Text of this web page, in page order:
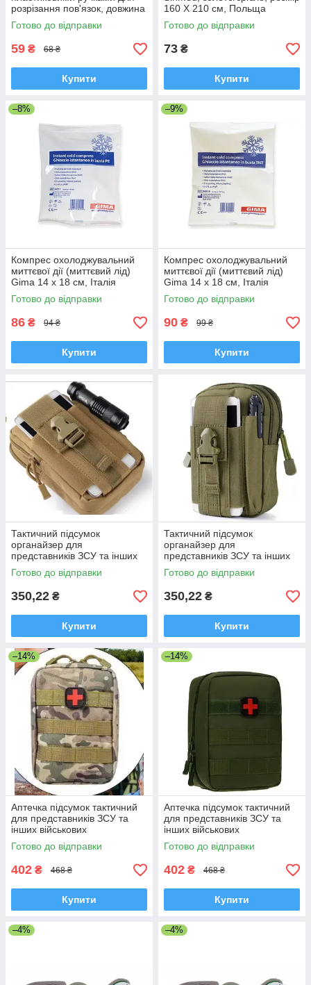
розрізання пов'язок, довжина
16,5 см, Польща
Готово до відправки
59 ₴ 68 ₴
Купити
160 Х 210 см, Польща
Готово до відправки
73 ₴
Купити
–8%
Компрес охолоджувальний
миттєвої дії (миттєвий лід)
Gima 14 х 18 см, Італія
Готово до відправки
86 ₴ 94 ₴
Купити
–9%
Компрес охолоджувальний
миттєвої дії (миттєвий лід)
Gima 14 х 18 см, Італія
Готово до відправки
90 ₴ 99 ₴
Купити
Тактичний підсумок
органайзер для
представників ЗСУ та інших
військових спеціальностей
ХАКИ (КИЙОТ)
Готово до відправки
350,22 ₴
Купити
Тактичний підсумок
органайзер для
представників ЗСУ та інших
військових спеціальностей
ОЛІВА (ЗЕЛЕНИЙ)
Готово до відправки
350,22 ₴
Купити
–14%
Аптечка підсумок тактичний
для представників ЗСУ та
інших військових
спеціальностей
Готово до відправки
402 ₴ 468 ₴
Купити
–14%
Аптечка підсумок тактичний
для представників ЗСУ та
інших військових
спеціальностей ОЛІВА
(ЗЕЛЕНИЙ)
Готово до відправки
402 ₴ 468 ₴
Купити
–4% –4%